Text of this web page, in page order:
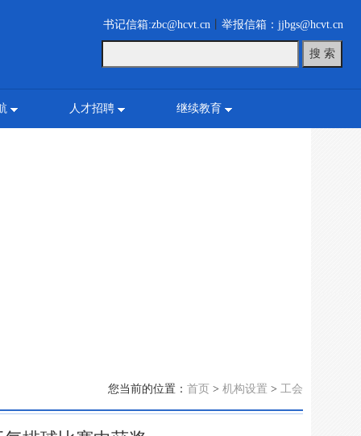
书记信箱:zbc@hcvt.cn 举报信箱：jjbgs@hcvt.cn
人才招聘 继续教育
您当前的位置： 首页 > 机构设置 > 工会